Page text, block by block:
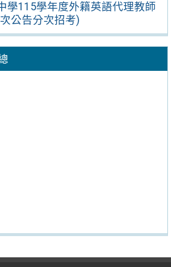
學115學年度外籍英語代理教師
公告分次招考)